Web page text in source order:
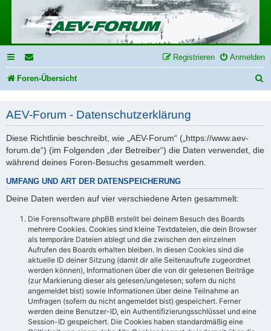
Anmelden
Registrieren
Foren-Übersicht
AEV-Forum - Datenschutzerklärung
Diese Richtlinie beschreibt, wie „AEV-Forum“ („https://www.aev-
forum.de“) (im Folgenden „der Betreiber“) die Daten verwendet, die
während deines Foren-Besuchs gesammelt werden.
UMFANG UND ART DER DATENSPEICHERUNG
Deine Daten werden auf vier verschiedene Arten gesammelt:
Die Forensoftware phpBB erstellt bei deinem Besuch des Boards
mehrere Cookies. Cookies sind kleine Textdateien, die dein Browser
als temporäre Dateien ablegt und die zwischen den einzelnen
Aufrufen des Boards erhalten bleiben. In diesen Cookies sind die
aktuelle ID deiner Sitzung (damit dir alle Seitenaufrufe zugeordnet
werden können), Informationen über die von dir gelesenen Beiträge
(zur Markierung dieser als gelesen/ungelesen; sofern du nicht
angemeldet bist) sowie Informationen über deine Teilnahme an
Umfragen (sofern du nicht angemeldet bist) gespeichert. Ferner
werden deine Benutzer-ID, ein Authentifizierungsschlüssel und eine
Session-ID gespeichert. Die Cookies haben standardmäßig eine